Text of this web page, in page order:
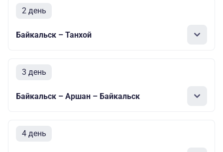
2 день
Байкальск – Танхой
3 день
Байкальск – Аршан – Байкальск
4 день